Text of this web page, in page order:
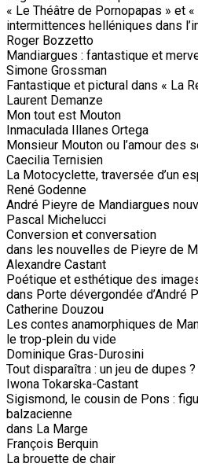
« Le Théâtre de Pornopapas » et
intermittences helléniques dans
Roger Bozzetto
Mandiargues : fantastique et
Simone Grossman
Fantastique et pictural dans « La
Laurent Demanze
Mon tout est Mouton
Inmaculada Illanes Ortega
Monsieur Mouton ou l’amour des
Caecilia Ternisien
La Motocyclette, traversée d’un
René Godenne
André Pieyre de Mandiargues
Pascal Michelucci
Conversion et conversation
dans les nouvelles de Pieyre de
Alexandre Castant
Poétique et esthétique des
dans Porte dévergondée d’André
Catherine Douzou
Les contes anamorphiques de
le trop-plein du vide
Dominique Gras-Durosini
Tout disparaîtra : un jeu de dupes ?
Iwona Tokarska-Castant
Sigismond, le cousin de Pons :
balzacienne
dans La Marge
François Berquin
La brouette de chair